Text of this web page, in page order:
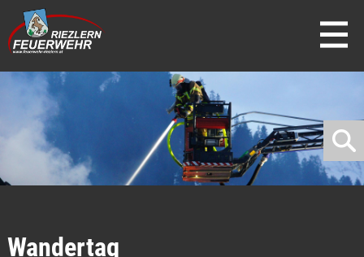
direkt zur Navigation
direkt zum Inhalt
Wandertag